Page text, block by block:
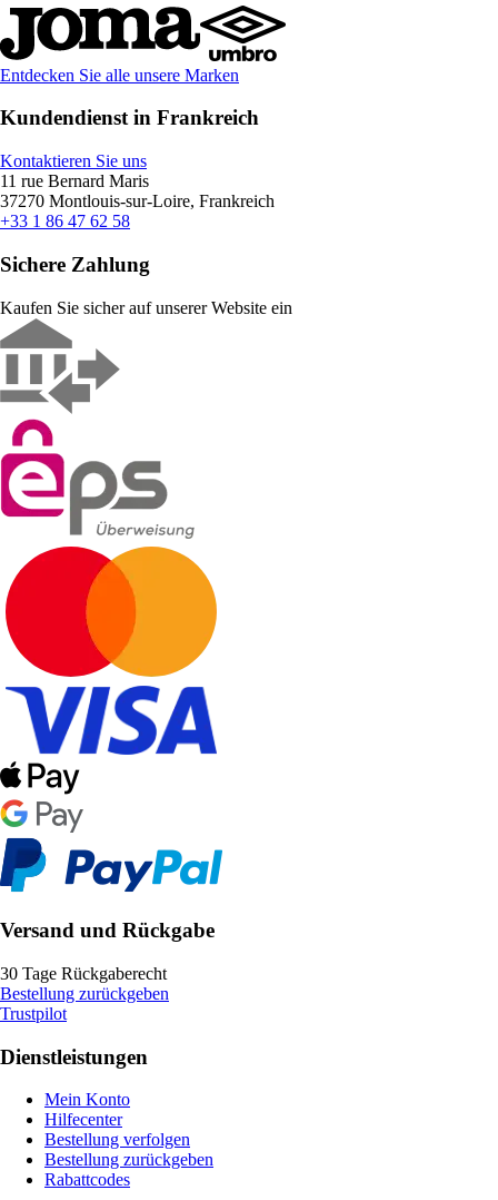
Entdecken Sie alle unsere Marken
Kundendienst in Frankreich
Kontaktieren Sie uns
11 rue Bernard Maris
37270 Montlouis-sur-Loire, Frankreich
+33 1 86 47 62 58
Sichere Zahlung
Kaufen Sie sicher auf unserer Website ein
Versand und Rückgabe
30 Tage Rückgaberecht
Bestellung zurückgeben
Trustpilot
Dienstleistungen
Mein Konto
Hilfecenter
Bestellung verfolgen
Bestellung zurückgeben
Rabattcodes